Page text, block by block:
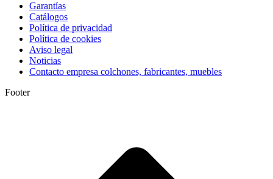
Garantías
Catálogos
Política de privacidad
Política de cookies
Aviso legal
Noticias
Contacto empresa colchones, fabricantes, muebles
Footer